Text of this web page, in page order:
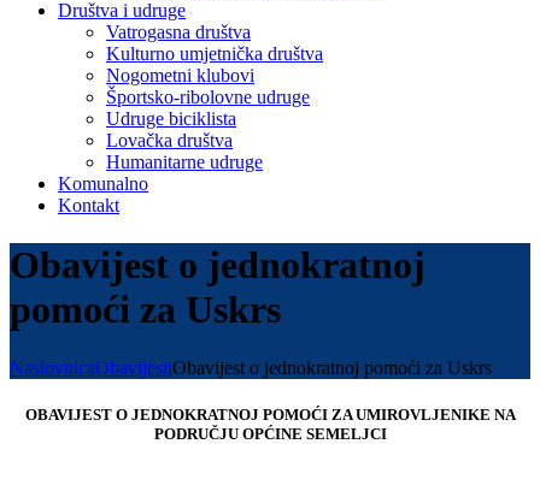
Društva i udruge
Vatrogasna društva
Kulturno umjetnička društva
Nogometni klubovi
Športsko-ribolovne udruge
Udruge biciklista
Lovačka društva
Humanitarne udruge
Komunalno
Kontakt
Obavijest o jednokratnoj
pomoći za Uskrs
NaslovnicaObavijestiObavijest o jednokratnoj pomoći za Uskrs
OBAVIJEST O JEDNOKRATNOJ POMOĆI ZA UMIROVLJENIKE NA
PODRUČJU OPĆINE SEMELJCI